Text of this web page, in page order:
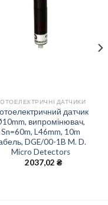
ДАТЧИКИ
датчик
випромінювач,
Sn=60m, L46mm, 10m
DGE/00-1B M. D.
Micro Detectors
2037,02 ₴